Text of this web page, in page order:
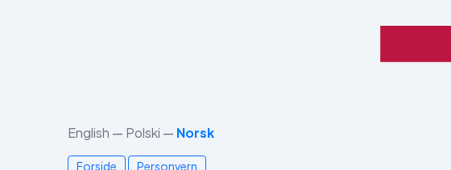
English — Polski — Norsk
Forside Personvern